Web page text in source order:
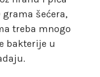
šećera,
treba mnogo
bakterije u